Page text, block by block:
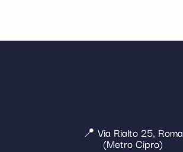
📍 Via Rialto 25, Roma
(Metro Cipro)